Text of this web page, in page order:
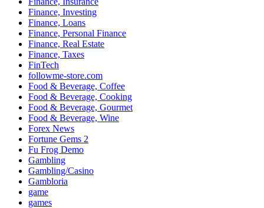
Finance, Investing
Finance, Loans
Finance, Personal Finance
Finance, Real Estate
Finance, Taxes
FinTech
followme-store.com
Food & Beverage, Coffee
Food & Beverage, Cooking
Food & Beverage, Gourmet
Food & Beverage, Wine
Forex News
Fortune Gems 2
Fu Frog Demo
Gambling
Gambling/Casino
Gambloria
game
games